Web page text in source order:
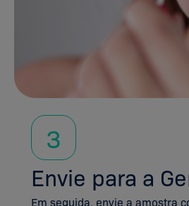
3
Envie para a
Em seguida, envie a amostra